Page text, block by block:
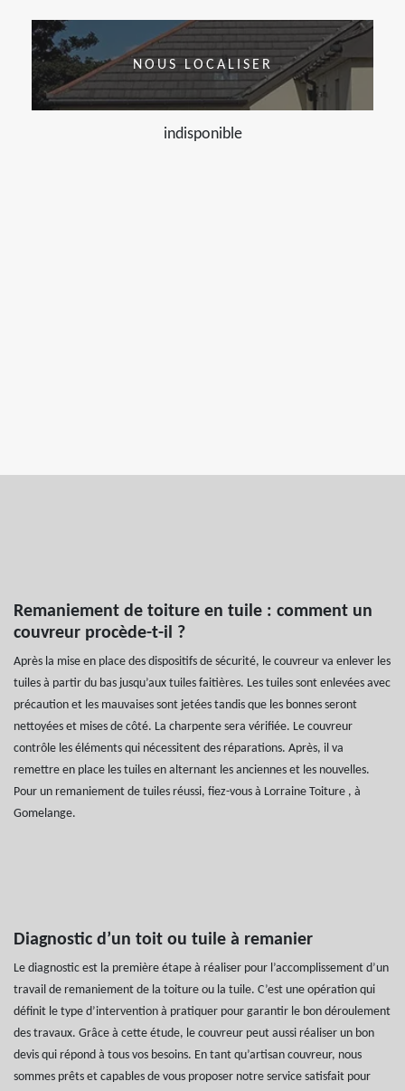
NOUS LOCALISER
indisponible
Remaniement de toiture en tuile : comment un
couvreur procède-t-il ?
Après la mise en place des dispositifs de sécurité, le couvreur va enlever les
tuiles à partir du bas jusqu’aux tuiles faitières. Les tuiles sont enlevées avec
précaution et les mauvaises sont jetées tandis que les bonnes seront
nettoyées et mises de côté. La charpente sera vérifiée. Le couvreur
contrôle les éléments qui nécessitent des réparations. Après, il va
remettre en place les tuiles en alternant les anciennes et les nouvelles.
Pour un remaniement de tuiles réussi, fiez-vous à Lorraine Toiture , à
Gomelange.
Diagnostic d’un toit ou tuile à remanier
Le diagnostic est la première étape à réaliser pour l’accomplissement d’un
travail de remaniement de la toiture ou la tuile. C’est une opération qui
définit le type d’intervention à pratiquer pour garantir le bon déroulement
des travaux. Grâce à cette étude, le couvreur peut aussi réaliser un bon
devis qui répond à tous vos besoins. En tant qu’artisan couvreur, nous
sommes prêts et capables de vous proposer notre service satisfait pour